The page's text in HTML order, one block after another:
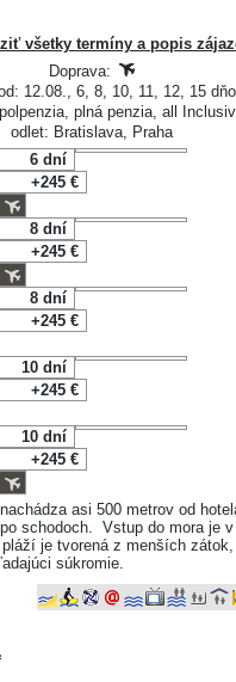
všetky termíny a popis
Doprava:
12.08., 6, 8, 10, 11, 12, 15
plná penzia, all
odlet: Bratislava, Praha
6 dní
+245 €
8 dní
+245 €
8 dní
+245 €
10 dní
+245 €
10 dní
+245 €
asi 500 metrov od
schodoch. Vstup do mora je
je tvorená z menších
súkromie.